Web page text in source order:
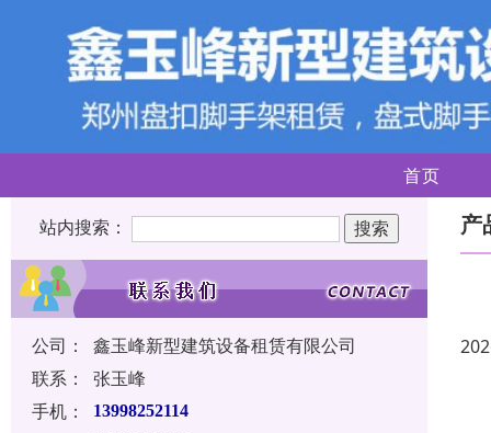
首页
站内搜索：
公司：
鑫玉峰新型建筑设备租赁有限公司
联系：
张玉峰
手机：
13998252114
产